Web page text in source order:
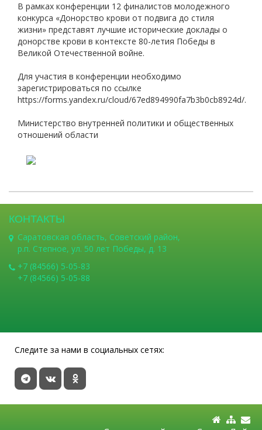
В рамках конференции 12 финалистов молодежного
конкурса «Донорство крови от подвига до стиля
жизни» представят лучшие исторические доклады о
донорстве крови в контексте 80-летия Победы в
Великой Отечественной войне.
Для участия в конференции необходимо
зарегистрироваться по ссылке
https://forms.yandex.ru/cloud/67ed894990fa7b3b0cb8924d/.
Министерство внутренней политики и общественных
отношений области
КОНТАКТЫ
Саратовская область, Советский район,
р.п. Степное, ул. 50 лет Победы, д. 13
+7 (84566) 5-05-83
+7 (84566) 5-05-88
Следите за нами в социальных сетях: